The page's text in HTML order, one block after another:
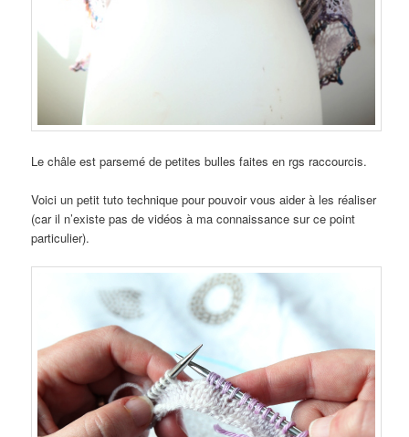
Le châle est parsemé de petites bulles faites en rgs raccourcis.
Voici un petit tuto technique pour pouvoir vous aider à les réaliser
(car il n’existe pas de vidéos à ma connaissance sur ce point
particulier).